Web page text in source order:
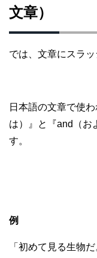
文章）
では、文章にスラ
日本語の文章で使
は）』と『and（お
す。
例
「初めて見る生物